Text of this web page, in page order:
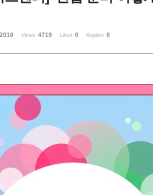
Views 4719 Likes 0 Replies 0